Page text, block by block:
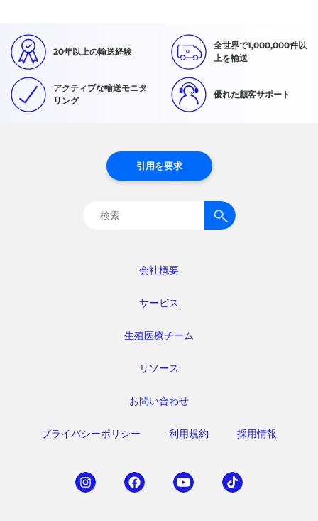
20年以上の輸送経験
全世界で1,000,000件以
上を輸送
アクティブな輸送モニタ
リング
優れた顧客サポート
会社概要
サービス
生殖医療チーム
リソース
お問い合わせ
プライバシーポリシー 利用規約 採用情報
引用を要求
検